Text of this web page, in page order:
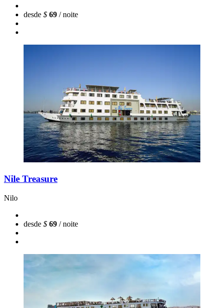
desde $ 69 / noite
Nile Treasure
Nilo
desde $ 69 / noite